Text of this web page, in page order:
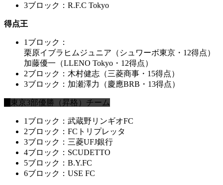
3ブロック：R.F.C Tokyo
得点王
1ブロック：
栗原イブラヒムジュニア （シュワーボ東京・12得点）
加藤優一 （LLENO Tokyo・12得点）
2ブロック：木村健志 （三菱商事・15得点）
3ブロック：加瀬澤力
（慶應BRB・13得点）
東京3部優勝（昇格）チーム
1ブロック：武蔵野リンギオFC
2ブロック：FCトリプレッタ
3ブロック：三菱UFJ銀行
4ブロック：SCUDETTO
5ブロック：B.Y.FC
6ブロック：USE FC